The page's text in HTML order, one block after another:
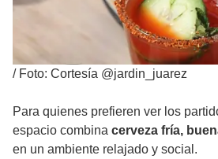
/ Foto: Cortesía @jardin_juarez
Para quienes prefieren ver los
espacio combina cerveza fría,
en un ambiente relajado y social.